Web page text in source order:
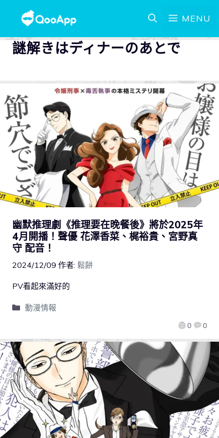
MENU
謎解きはディナーのあとで
幽默推理劇《推理要在晚餐後》將於2025年
4月開播！聲優 花澤香菜、梶裕貴、宮野真
守 配音！
2024/12/09 作者: 鬆餅
0 0
PV看起來滿好的
動漫情報